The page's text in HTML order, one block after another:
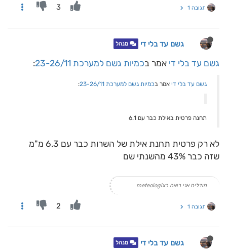
תגובה 1 3
גשם עד בלי די מנהל
גשם עד בלי די אמר בכמיות גשם למערכת 23-26/11 :
גשם עד בלי די אמר בכמיות גשם למערכת 23-26/11 :
תחנה פרטית באילת כבר עם 6.1
לא רק פרטית תחנת אילת של השרות כבר עם 6.3 מ"מ
שזה כבר 43% מהשנתי שם
מודלים אני רואה בmeteologix
תגובה 1 2
גשם עד בלי די מנהל